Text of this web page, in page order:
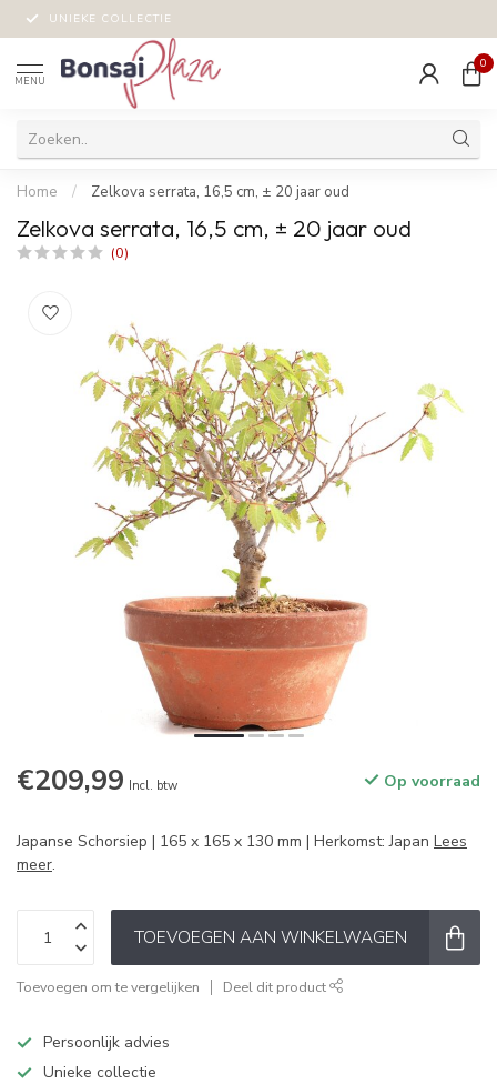
UNIEKE COLLECTIE
MENU
0
Home / Zelkova serrata, 16,5 cm, ± 20 jaar oud
Zelkova serrata, 16,5 cm, ± 20 jaar oud
(0)
€209,99 Incl. btw Op voorraad
Japanse Schorsiep | 165 x 165 x 130 mm | Herkomst: Japan Lees
meer.
TOEVOEGEN AAN WINKELWAGEN
Toevoegen om te vergelijken Deel dit product
Persoonlijk advies
Unieke collectie